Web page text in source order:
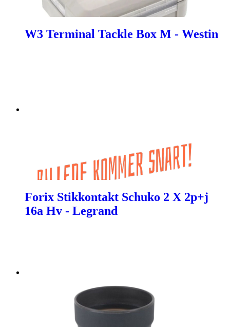
W3 Terminal Tackle Box M - Westin
Forix Stikkontakt Schuko 2 X 2p+j
16a Hv - Legrand